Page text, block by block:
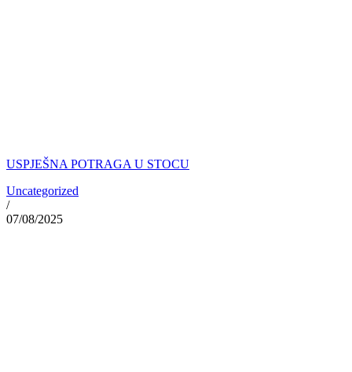
USPJEŠNA POTRAGA U STOCU
Uncategorized
/
07/08/2025